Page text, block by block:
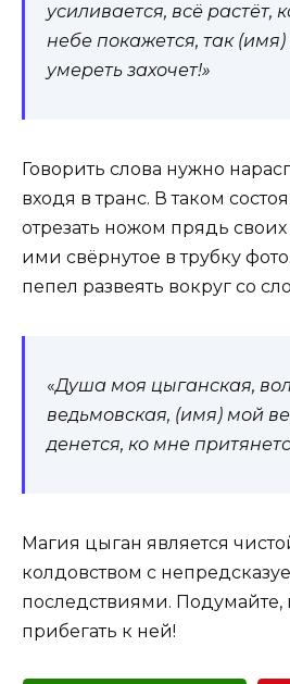
усиливается, всё растёт,
небе покажется, так
умереть захочет!»
Говорить слова нужно
входя в транс. В таком
отрезать ножом прядь своих
ими свёрнутое в трубку
пепел развеять вокруг со
«Душа моя цыганская,
ведьмовская, (имя) мой
денется, ко мне
Магия цыган является
колдовством с
последствиями.
прибегать к ней!